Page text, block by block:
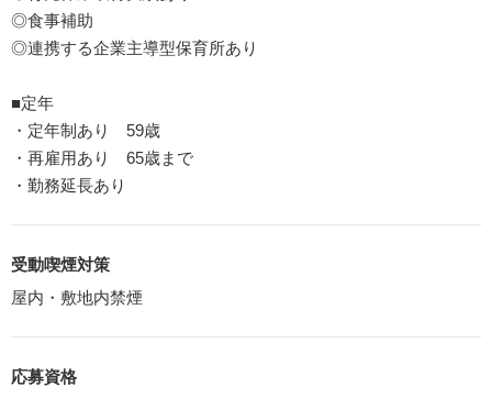
◎食事補助
◎連携する企業主導型保育所あり
■定年
・定年制あり 59歳
・再雇用あり 65歳まで
・勤務延長あり
受動喫煙対策
屋内・敷地内禁煙
応募資格